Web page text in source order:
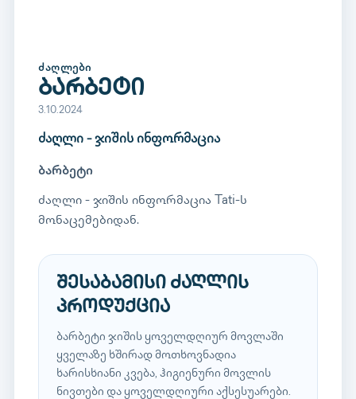
ᲫᲐᲦᲚᲔᲑᲘ
ბარბეტი
3.10.2024
ძაღლი - ჯიშის ინფორმაცია
ბარბეტი
ძაღლი - ჯიშის ინფორმაცია Tati-ს
მონაცემებიდან.
შესაბამისი ძაღლის
პროდუქცია
ბარბეტი ჯიშის ყოველდღიურ მოვლაში
ყველაზე ხშირად მოთხოვნადია
ხარისხიანი კვება, ჰიგიენური მოვლის
ნივთები და ყოველდღიური აქსესუარები.